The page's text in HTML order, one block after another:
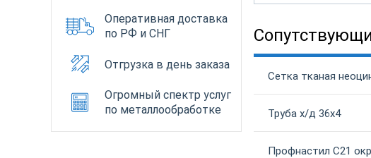
Оперативная доставка
по РФ и СНГ
Отгрузка в день заказа
Огромный спектр услуг
по металлообработке
Сетка тканая
Труба х/д 36х4
Профнастил С21